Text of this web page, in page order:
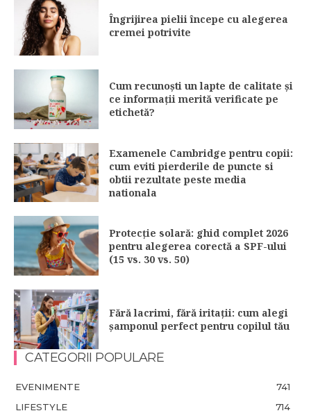
Îngrijirea pielii începe cu alegerea
cremei potrivite
Cum recunoști un lapte de calitate și
ce informații merită verificate pe
etichetă?
Examenele Cambridge pentru copii:
cum eviti pierderile de puncte si
obtii rezultate peste media
nationala
Protecție solară: ghid complet 2026
pentru alegerea corectă a SPF-ului
(15 vs. 30 vs. 50)
Fără lacrimi, fără iritații: cum alegi
șamponul perfect pentru copilul tău
CATEGORII POPULARE
EVENIMENTE
741
LIFESTYLE
714